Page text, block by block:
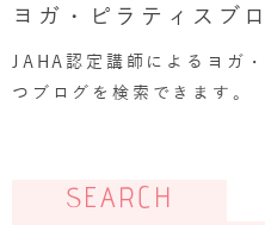
ヨガ
ヨガ・ピラティスブ
JAHA認定講師によるヨガ
つブログを検索できます。
SEARCH